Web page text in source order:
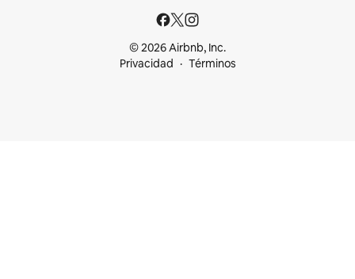
© 2026 Airbnb, Inc.
Privacidad
Términos